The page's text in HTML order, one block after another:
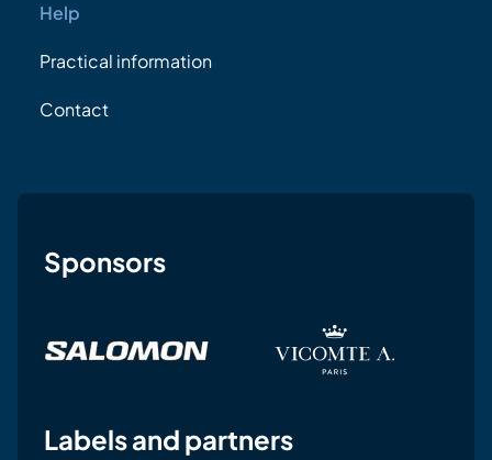
Help
Practical information
Contact
Sponsors
Labels and partners